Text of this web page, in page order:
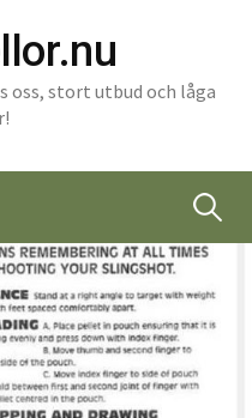
oss, stort utbud och låga
Sök